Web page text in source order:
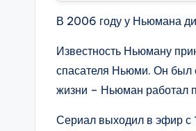
В 2006 году у Ньюмана
Известность Ньюману
спасателя Ньюми. Он был
жизни – Ньюман работал
Сериал выходил в эфир с